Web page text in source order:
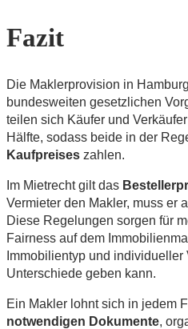
Fazit
Die Maklerprovision in
bundesweiten gesetzlichen
teilen sich Käufer und
Hälfte, sodass beide in der
Kaufpreises zahlen.
Im Mietrecht gilt das
Vermieter den Makler, muss er
Diese Regelungen sorgen für
Fairness auf dem
Immobilientyp und
Unterschiede geben kann.
Ein Makler lohnt sich in jedem
notwendigen Dokumente,